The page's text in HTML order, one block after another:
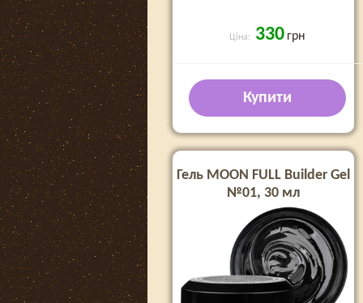
Ціна: 330 грн
Купити
Гель MOON FULL Builder Gel
№01, 30 мл